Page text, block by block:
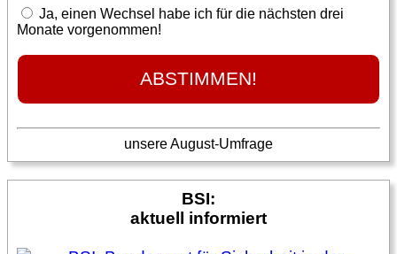
Ja, einen Wechsel habe ich für die nächsten drei
Monate vorgenommen!
unsere August-Umfrage
BSI:
aktuell informiert